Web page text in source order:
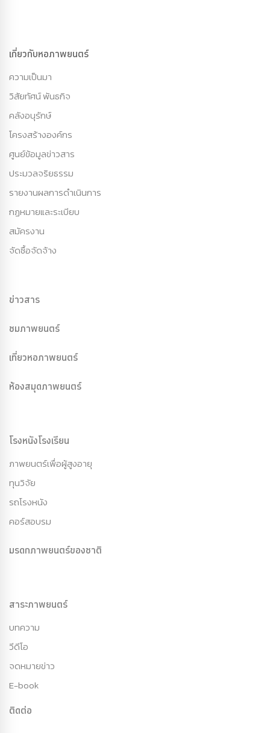
เกี่ยวกับหอภาพยนตร์
ความเป็นมา
วิสัยทัศน์ พันธกิจ
คลังอนุรักษ์
โครงสร้างองค์กร
ศูนย์ข้อมูลข่าวสาร
ประมวลจริยธรรม
รายงานผลการดำเนินการ
กฏหมายและระเบียบ
สมัครงาน
จัดซื้อจัดจ้าง
ข่าวสาร
ชมภาพยนตร์
เที่ยวหอภาพยนตร์
ห้องสมุดภาพยนตร์
โรงหนังโรงเรียน
ภาพยนตร์เพื่อผู้สูงอายุ
ทุนวิจัย
รถโรงหนัง
คอร์สอบรม
มรดกภาพยนตร์ของชาติ
สาระภาพยนตร์
บทความ
วีดีโอ
จดหมายข่าว
E-book
ติดต่อ